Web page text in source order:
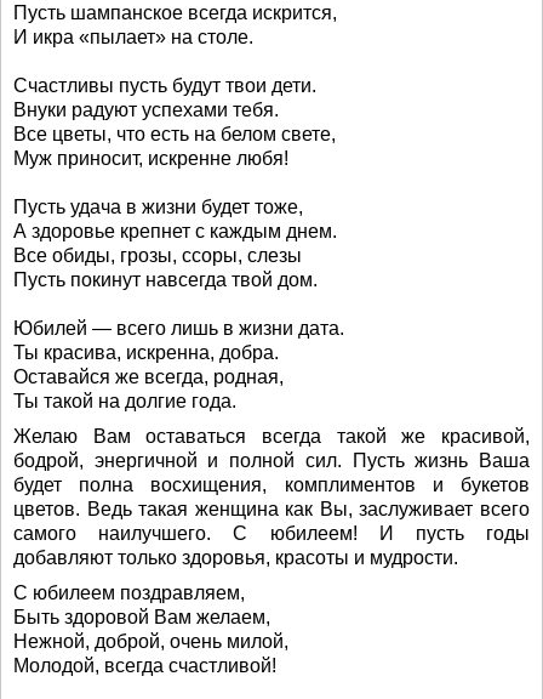
Пусть шампанское всегда искрится,
И икра «пылает» на столе.
Счастливы пусть будут твои дети.
Внуки радуют успехами тебя.
Все цветы, что есть на белом свете,
Муж приносит, искренне любя!
Пусть удача в жизни будет тоже,
А здоровье крепнет с каждым днем.
Все обиды, грозы, ссоры, слезы
Пусть покинут навсегда твой дом.
Юбилей — всего лишь в жизни дата.
Ты красива, искренна, добра.
Оставайся же всегда, родная,
Ты такой на долгие года.
Желаю Вам оставаться всегда такой же красивой,
бодрой, энергичной и полной сил. Пусть жизнь Ваша
будет полна восхищения, комплиментов и букетов
цветов. Ведь такая женщина как Вы, заслуживает всего
самого наилучшего. С юбилеем! И пусть годы
добавляют только здоровья, красоты и мудрости.
С юбилеем поздравляем,
Быть здоровой Вам желаем,
Нежной, доброй, очень милой,
Молодой, всегда счастливой!